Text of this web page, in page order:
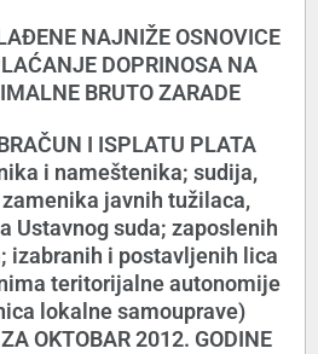
NAJNIŽE OSNOVICE
DOPRINOSA NA
BRUTO ZARADE
I ISPLATU PLATA
i nameštenika; sudija,
javnih tužilaca,
Ustavnog suda; zaposlenih
izabranih i postavljenih lica
teritorijalne autonomije
lokalne samouprave)
OKTOBAR 2012. GODINE